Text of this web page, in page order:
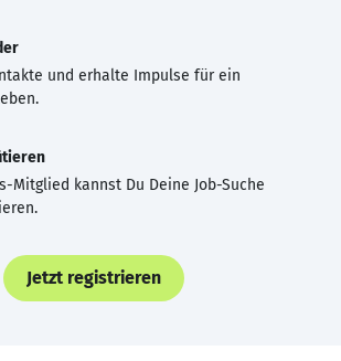
und erhalte Impulse für ein
Mitglied kannst Du Deine Job-Suche
Jetzt registrieren